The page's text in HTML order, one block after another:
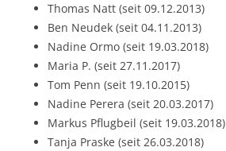
Thomas Natt (seit 09.12.2013)
Ben Neudek (seit 04.11.2013)
Nadine Ormo (seit 19.03.2018)
Maria P. (seit 27.11.2017)
Tom Penn (seit 19.10.2015)
Nadine Perera (seit 20.03.2017)
Markus Pflugbeil (seit 19.03.2018)
Tanja Praske (seit 26.03.2018)